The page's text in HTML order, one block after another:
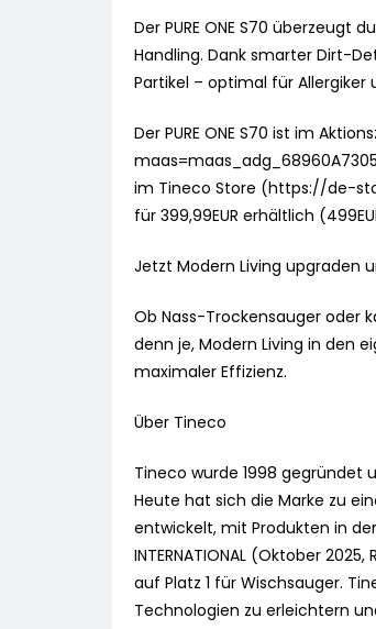
Der PURE ONE S70
Handling. Dank smarter Dirt-
Partikel – optimal für Allergiker
Der PURE ONE S70 ist im
im Tineco Store (https://de-
für 399,99EUR erhältlich
Jetzt Modern Living upgraden
Ob Nass-Trockensauger oder
denn je, Modern Living in den
maximaler Effizienz.
Über Tineco
Tineco wurde 1998 gegründet
Heute hat sich die Marke zu
entwickelt, mit Produkten in
INTERNATIONAL (Oktober
auf Platz 1 für Wischsauger.
Technologien zu erleichtern